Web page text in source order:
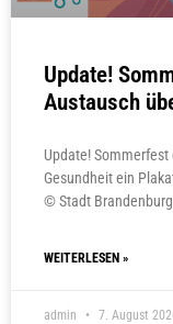
Update!
Austausch
Update!
Gesundheit ein
© Stadt
WEITERLESEN »
admin 7. August